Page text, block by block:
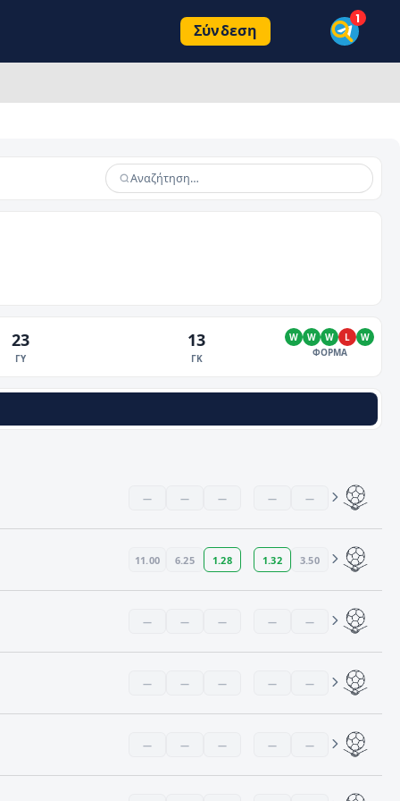
Σύνδεση
23
ΓΥ
13
ΓΚ
W W W L
W
ΦΟΡΜΑ
— — — — —
11.00 6.25 1.28 1.32 3.50
— — — — —
— — — — —
— — — — —